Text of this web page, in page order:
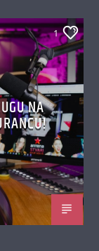
1
NA